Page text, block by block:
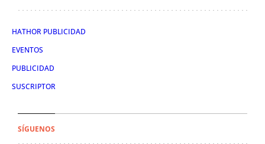
HATHOR PUBLICIDAD
EVENTOS
PUBLICIDAD
SUSCRIPTOR
SÍGUENOS